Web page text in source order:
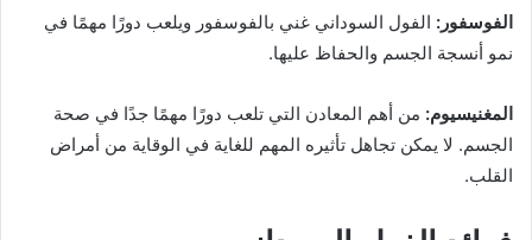
الفوسفور: الفول السوداني غني بالفوسفور ويلعب دورًا مهمًا في
نمو أنسجة الجسم والحفاظ عليها.
المغنيسيوم: من أهم المعادن التي تلعب دورًا مهمًا جدًا في صحة
الجسم. لا يمكن تجاهل تأثيره المهم للغاية في الوقاية من أمراض
القلب.